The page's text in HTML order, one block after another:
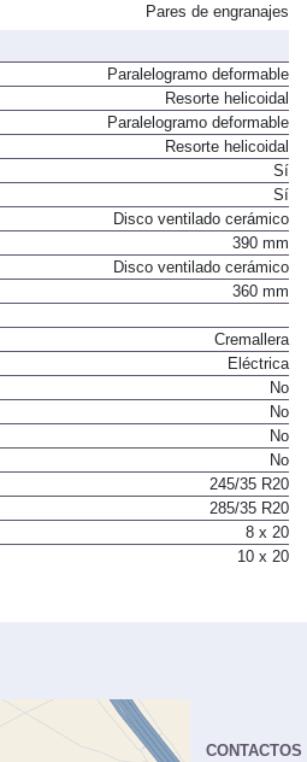
Pares de engranajes
Paralelogramo deformable
Resorte helicoidal
Paralelogramo deformable
Resorte helicoidal
Sí
Sí
Disco ventilado cerámico
390 mm
Disco ventilado cerámico
360 mm
Cremallera
Eléctrica
No
No
No
No
245/35 R20
285/35 R20
8 x 20
10 x 20
CONTACTOS